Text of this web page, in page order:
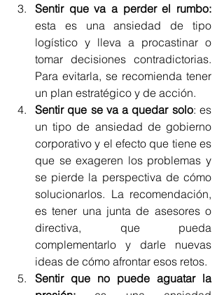
esta es una ansiedad de tipo
logístico y lleva a procastinar o
tomar decisiones contradictorias.
Para evitarla, se recomienda tener
un plan estratégico y de acción.
Sentir que se va a quedar solo: es
un tipo de ansiedad de gobierno
corporativo y el efecto que tiene es
que se exageren los problemas y
se pierde la perspectiva de cómo
solucionarlos. La recomendación,
es tener una junta de asesores o
directiva, que pueda
complementarlo y darle nuevas
ideas de cómo afrontar esos retos.
Sentir que no puede aguatar la